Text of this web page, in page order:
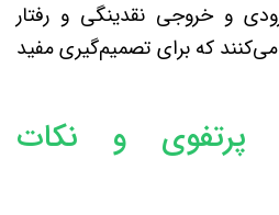
و خروجی نقدینگی و رفتار
می‌کنند که برای تصمیم‌گیری مفید
پرتفوی و نکات